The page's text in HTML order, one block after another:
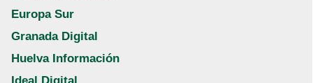
Europa Sur
Granada Digital
Huelva Información